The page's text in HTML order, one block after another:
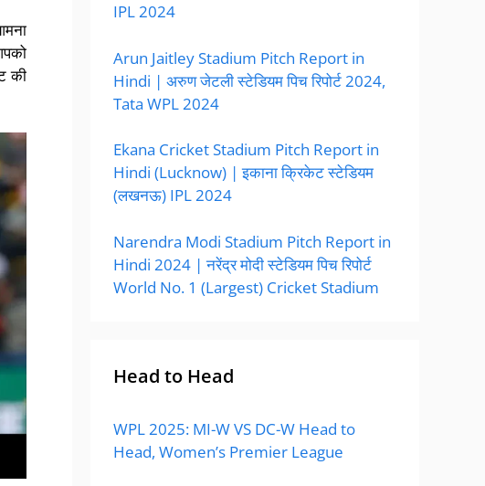
की
IPL 2024
Arun Jaitley Stadium Pitch Report in
Hindi | अरुण जेटली स्टेडियम पिच रिपोर्ट 2024,
Tata WPL 2024
Ekana Cricket Stadium Pitch Report in
Hindi (Lucknow) | इकाना क्रिकेट स्टेडियम
(लखनऊ) IPL 2024
Narendra Modi Stadium Pitch Report in
Hindi 2024 | नरेंद्र मोदी स्टेडियम पिच रिपोर्ट
World No. 1 (Largest) Cricket Stadium
Head to Head
WPL 2025: MI-W VS DC-W Head to
Head, Women’s Premier League